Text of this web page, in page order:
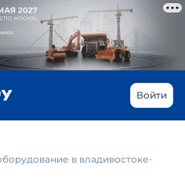
Войти
в владивостоке